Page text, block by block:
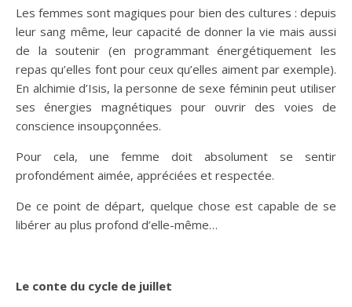
Les femmes sont magiques pour bien des cultures : depuis
leur sang même, leur capacité de donner la vie mais aussi
de la soutenir (en programmant énergétiquement les
repas qu’elles font pour ceux qu’elles aiment par exemple).
En alchimie d’Isis, la personne de sexe féminin peut utiliser
ses énergies magnétiques pour ouvrir des voies de
conscience insoupçonnées.
Pour cela, une femme doit absolument se sentir
profondément aimée, appréciées et respectée.
De ce point de départ, quelque chose est capable de se
libérer au plus profond d’elle-même…
Le conte du cycle de juillet